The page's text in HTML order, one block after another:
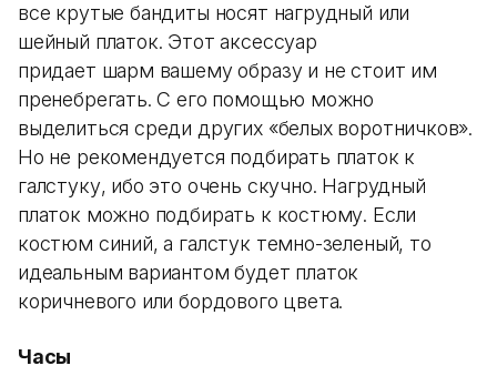
все крутые бандиты носят нагрудный или
шейный платок. Этот аксессуар
придает шарм вашему образу и не стоит им
пренебрегать. С его помощью можно
выделиться среди других «белых воротничков».
Но не рекомендуется подбирать платок к
галстуку, ибо это очень скучно. Нагрудный
платок можно подбирать к костюму. Если
костюм синий, а галстук темно-зеленый, то
идеальным вариантом будет платок
коричневого или бордового цвета.
Часы